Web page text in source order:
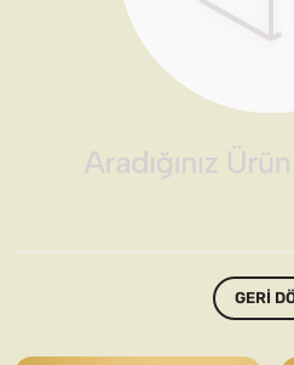
GERI